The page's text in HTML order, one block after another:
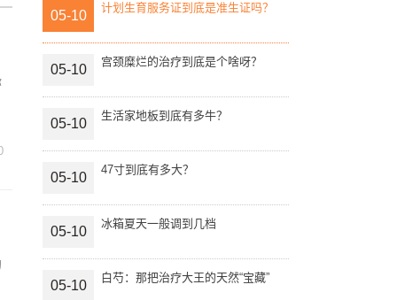
05-10
计划生育服务证到底是准生证吗？
05-10
宫颈糜烂的治疗到底是个啥呀？
05-10
生活家地板到底有多牛？
05-10
47寸到底有多大？
05-10
冰箱夏天一般调到几档
05-10
白芍：那把治疗大王的天然“宝藏”